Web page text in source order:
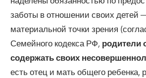
заботы в отношении своих детей
материальной точки зрения
Семейного кодекса РФ, родители
содержать своих
есть отец и мать общего ребенка,